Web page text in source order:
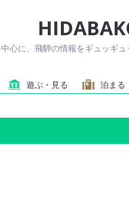
心に、飛騨の情報をギュッギ
遊ぶ・見る 泊まる